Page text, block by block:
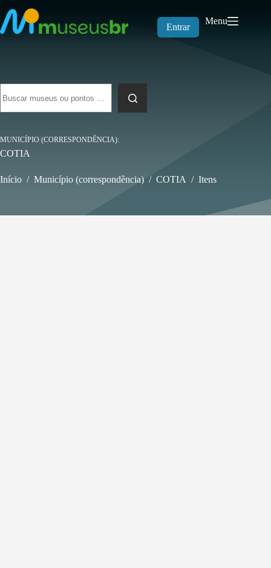
para
o
conteúdo
Entrar
Menu
resultados
MUNICÍPIO (CORRESPONDÊNCIA)
COTIA
Início / Município (correspondência) / COTIA / Itens